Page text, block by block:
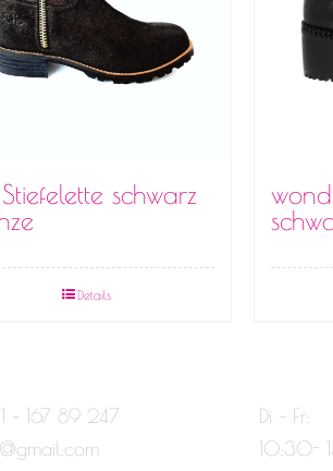
schwarz
Details
– 167 89 247
Di – Fr:
10:30-